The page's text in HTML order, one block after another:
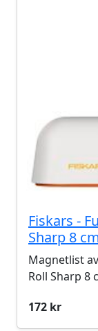
Fiskars -
Sharp 8
Magnetlist
Roll Sharp 8
172 kr